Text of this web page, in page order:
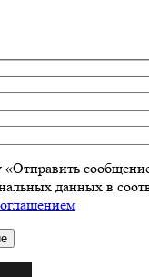
данных в